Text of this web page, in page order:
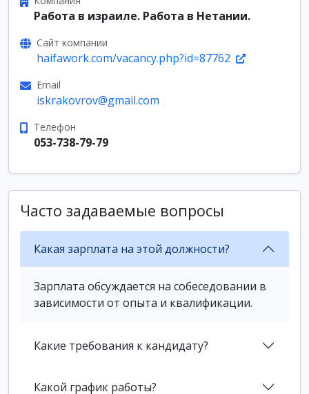
Работа в израиле. Работа в Нетании.
Сайт компании
haifawork.com/vacancy.php?id=87762
Email
iskrakovrov@gmail.com
Телефон
053-738-79-79
Часто задаваемые вопросы
Какая зарплата на этой должности?
Зарплата обсуждается на собеседовании в
зависимости от опыта и квалификации.
Какие требования к кандидату?
Какой график работы?